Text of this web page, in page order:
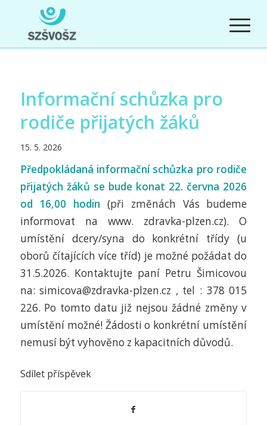
Informační schůzka pro
rodiče přijatých žáků
15. 5. 2026
Předpokládaná informační schůzka pro rodiče
přijatých žáků se bude konat 22. června 2026
od 16,00 hodin (při změnách Vás budeme
informovat na www. zdravka-plzen.cz). O
umístění dcery/syna do konkrétní třídy (u
oborů čítajících více tříd) je možné požádat do
31.5.2026. Kontaktujte paní Petru Šimicovou
na: simicova@zdravka-plzen.cz , tel : 378 015
226. Po tomto datu již nejsou žádné změny v
umístění možné! Žádosti o konkrétní umístění
nemusí být vyhověno z kapacitních důvodů.
Sdílet příspěvek